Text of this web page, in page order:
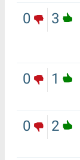
3
0
1
0
2
0